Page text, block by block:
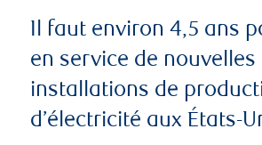
Il faut environ 4,5 ans
en service de nouvelles
installations de
d’électricité aux États-